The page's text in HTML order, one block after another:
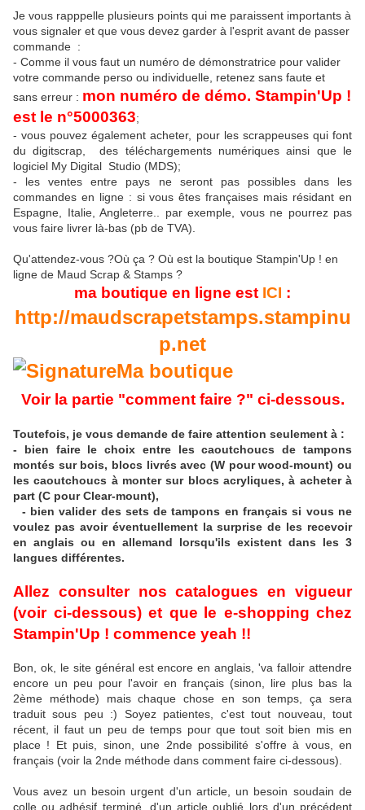
Je vous rapppelle plusieurs points qui me paraissent importants à
vous signaler et que vous devez garder à l'esprit avant de passer
commande :
- Comme il vous faut un numéro de démonstratrice pour valider
votre commande perso ou individuelle, retenez sans faute et
sans erreur : mon numéro de démo. Stampin'Up !
est le n°5000363;
- vous pouvez également acheter, pour les scrappeuses qui font
du digitscrap, des téléchargements numériques ainsi que le
logiciel My Digital Studio (MDS);
- les ventes entre pays ne seront pas possibles dans les
commandes en ligne : si vous êtes françaises mais résidant en
Espagne, Italie, Angleterre.. par exemple, vous ne pourrez pas
vous faire livrer là-bas (pb de TVA).
Qu'attendez-vous ?Où ça ? Où est la boutique Stampin'Up ! en
ligne de Maud Scrap & Stamps ?
ma boutique en ligne est ICI :
http://maudscrapetstamps.stampinu
p.net
Voir la partie "comment faire ?" ci-dessous.
Toutefois, je vous demande de faire attention seulement à :
- bien faire le choix entre les caoutchoucs de tampons
montés sur bois, blocs livrés avec (W pour wood-mount) ou
les caoutchoucs à monter sur blocs acryliques, à acheter à
part (C pour Clear-mount),
- bien valider des sets de tampons en français si vous ne
voulez pas avoir éventuellement la surprise de les recevoir
en anglais ou en allemand lorsqu'ils existent dans les 3
langues différentes.
Allez consulter nos catalogues en vigueur
(voir ci-dessous) et que
le e-shopping chez
Stampin'Up ! commence yeah !!
Bon, ok, le site général est encore en anglais, 'va falloir attendre
encore un peu pour l'avoir en français (sinon, lire plus bas la
2ème méthode) mais chaque chose en son temps, ça sera
traduit sous peu :) Soyez patientes, c'est tout nouveau, tout
récent, il faut un peu de temps pour que tout soit bien mis en
place ! Et puis, sinon, une 2nde possibilité s'offre à vous, en
français (voir la 2nde méthode dans comment faire ci-dessous).
Vous avez un besoin urgent d'un article, un besoin soudain de
colle ou adhésif terminé, d'un article oublié lors d'un précédent